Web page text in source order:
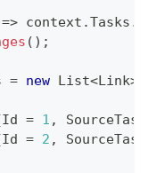
=> context .Tasks .
( ) ;
= new List<Link>
Id = 1 ,
Id = 2 ,